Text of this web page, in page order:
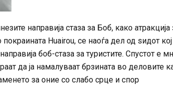
направија стаза за Боб, како атракција
Huairou, се наоѓа дел од ѕидот
боб-стаза за туристите. Спустот е
да ја намалуваат брзината во деловите
за оние со слабо срце и спор